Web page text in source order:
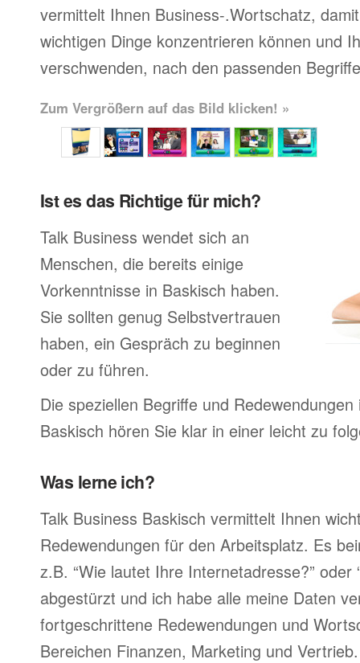
vermittelt Ihnen Business-.Wortschatz,
wichtigen Dinge konzentrieren können und
verschwenden, nach den passenden
Zum Vergrößern auf das Bild klicken! »
Ist es das Richtige für mich?
Talk Business wendet sich an
Menschen, die bereits einige
Vorkenntnisse in Baskisch haben.
Sie sollten genug Selbstvertrauen
haben, ein Gespräch zu beginnen
oder zu führen.
Die speziellen Begriffe und Redewendungen
Baskisch hören Sie klar in einer leicht zu
Was lerne ich?
Talk Business Baskisch vermittelt Ihnen
Redewendungen für den Arbeitsplatz. Es
z.B. “Wie lautet Ihre Internetadresse?” oder
abgestürzt und ich habe alle meine Daten
fortgeschrittene Redewendungen und
Bereichen Finanzen, Marketing und Vertrieb.